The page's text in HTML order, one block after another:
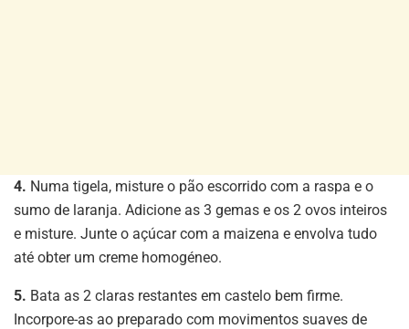
4. Numa tigela, misture o pão escorrido com a raspa e o
sumo de laranja. Adicione as 3 gemas e os 2 ovos inteiros
e misture. Junte o açúcar com a maizena e envolva tudo
até obter um creme homogéneo.
5. Bata as 2 claras restantes em castelo bem firme.
Incorpore-as ao preparado com movimentos suaves de